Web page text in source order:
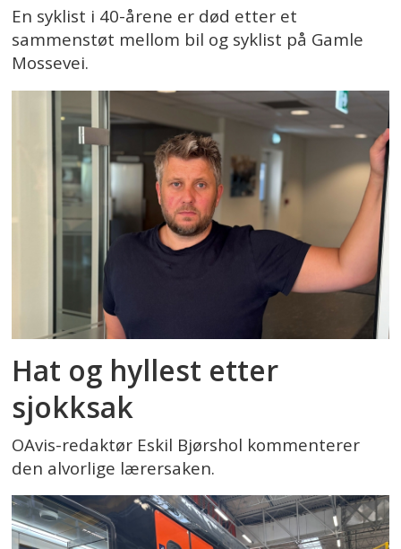
En syklist i 40-årene er død etter et
sammenstøt mellom bil og syklist på Gamle
Mossevei.
Hat og hyllest etter
sjokksak
OAvis-redaktør Eskil Bjørshol kommenterer
den alvorlige lærersaken.